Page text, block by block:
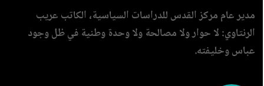
مدير عام مركز القدس للدراسات السياسية، الكاتب عريب
الرنتاوي: لا حوار ولا مصالحة ولا وحدة وطنية في ظل وجود
عباس وخليفته.